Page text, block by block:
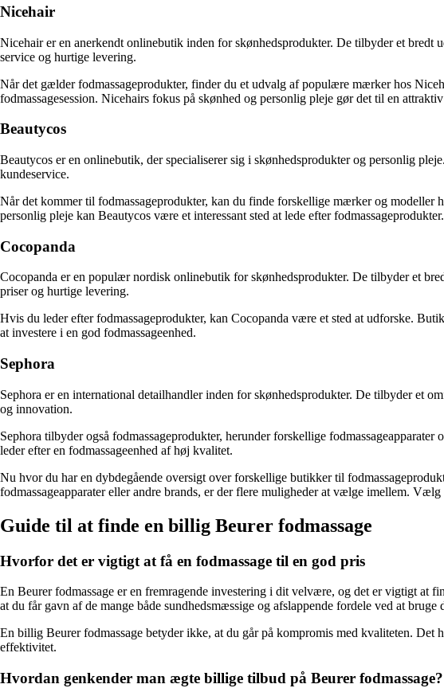
Nicehair
Nicehair er en anerkendt onlinebutik inden for skønhedsprodukter. De tilbyder et
service og hurtige levering.
Når det gælder fodmassageprodukter, finder du et udvalg af populære mærker hos
fodmassagesession. Nicehairs fokus på skønhed og personlig pleje gør det til en
Beautycos
Beautycos er en onlinebutik, der specialiserer sig i skønhedsprodukter og personlig
kundeservice.
Når det kommer til fodmassageprodukter, kan du finde forskellige mærker og modeller
personlig pleje kan Beautycos være et interessant sted at lede efter fodmassageprodukter.
Cocopanda
Cocopanda er en populær nordisk onlinebutik for skønhedsprodukter. De tilbyder et
priser og hurtige levering.
Hvis du leder efter fodmassageprodukter, kan Cocopanda være et sted at udforske.
at investere i en god fodmassageenhed.
Sephora
Sephora er en international detailhandler inden for skønhedsprodukter. De tilbyder et
og innovation.
Sephora tilbyder også fodmassageprodukter, herunder forskellige
leder efter en fodmassageenhed af høj kvalitet.
Nu hvor du har en dybdegående oversigt over forskellige butikker til
fodmassageapparater eller andre brands, er der flere muligheder at vælge imellem.
Guide til at finde en billig Beurer fodmassage
Hvorfor det er vigtigt at få en fodmassage til en god pris
En Beurer fodmassage er en fremragende investering i dit velvære, og det er vigtigt at
at du får gavn af de mange både sundhedsmæssige og afslappende fordele ved at bruge
En billig Beurer fodmassage betyder ikke, at du går på kompromis med kvaliteten.
effektivitet.
Hvordan genkender man ægte billige tilbud på Beurer fodmassage?